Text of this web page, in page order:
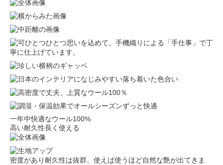
一年中快適なウール100%
高い耐久性長く使える
密度があり耐久性は抜群。使えば使うほど自然な艶が出てきま